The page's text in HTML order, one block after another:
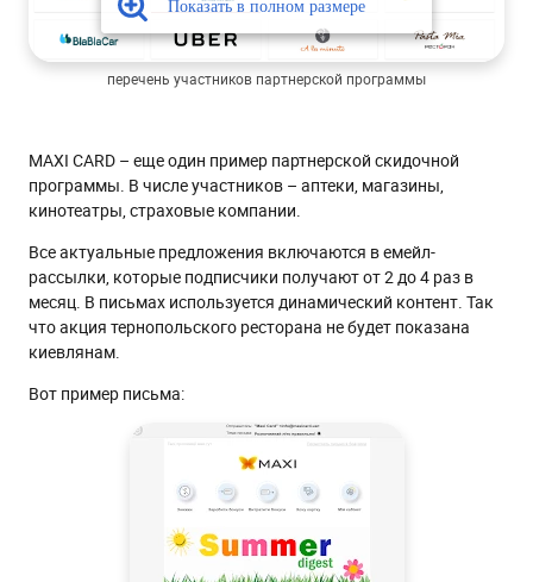
перечень участников партнерской программы
MAXI CARD – еще один пример партнерской скидочной
программы. В числе участников – аптеки, магазины,
кинотеатры, страховые компании.
Все актуальные предложения включаются в емейл-
рассылки, которые подписчики получают от 2 до 4 раз в
месяц. В письмах используется динамический контент. Так
что акция тернопольского ресторана не будет показана
киевлянам.
Вот пример письма: